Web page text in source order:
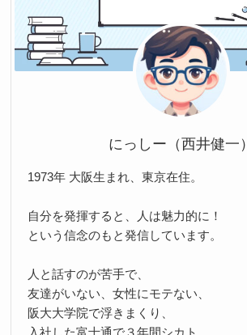
にっしー（西井健一）
1973年 大阪生まれ、東京在住。
自分を発揮すると、人は魅力的に！
という信念のもと発信しています。
人と話すのが苦手で、
友達がいない、女性にモテない、
阪大大学院で浮きまくり、